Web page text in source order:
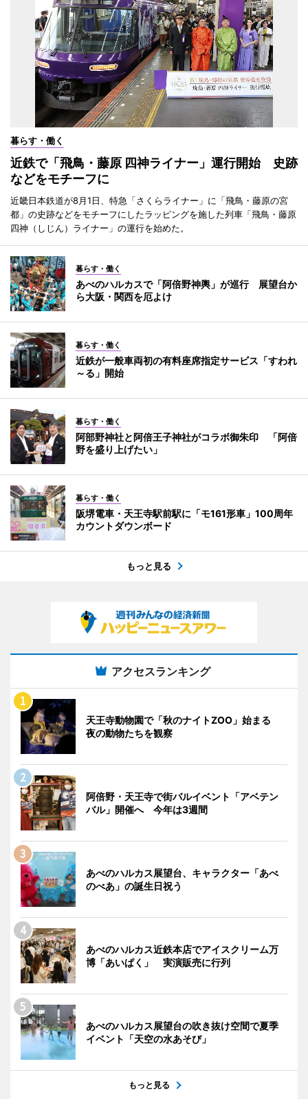
暮らす・働く
近鉄で「飛鳥・藤原 四神ライナー」運行開始 史跡
などをモチーフに
近畿日本鉄道が8月1日、特急「さくらライナー」に「飛鳥・藤原の宮
都」の史跡などをモチーフにしたラッピングを施した列車「飛鳥・藤原
四神（しじん）ライナー」の運行を始めた。
暮らす・働く
あべのハルカスで「阿倍野神輿」が巡行 展望台か
ら大阪・関西を厄よけ
暮らす・働く
近鉄が一般車両初の有料座席指定サービス「すわれ
～る」開始
暮らす・働く
阿部野神社と阿倍王子神社がコラボ御朱印 「阿倍
野を盛り上げたい」
暮らす・働く
阪堺電車・天王寺駅前駅に「モ161形車」100周年
カウントダウンボード
もっと見る
アクセスランキング
天王寺動物園で「秋のナイトZOO」始まる
夜の動物たちを観察
阿倍野・天王寺で街バルイベント「アベテン
バル」開催へ 今年は3週間
あべのハルカス展望台、キャラクター「あべ
のべあ」の誕生日祝う
あべのハルカス近鉄本店でアイスクリーム万
博「あいぱく」 実演販売に行列
あべのハルカス展望台の吹き抜け空間で夏季
イベント「天空の水あそび」
もっと見る